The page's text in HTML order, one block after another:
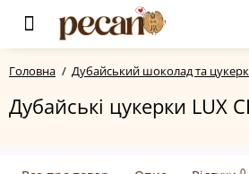
Головна Дубайський шоколад та
Дубайські цукерки LUX